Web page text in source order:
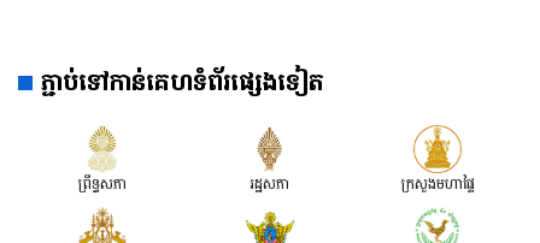
ភ្ជាប់ទៅកាន់គេហទំព័រផ្សេងទៀត
ព្រឹទ្ធសភា រដ្ឋសភា ក្រសួងមហាផ្ទៃ